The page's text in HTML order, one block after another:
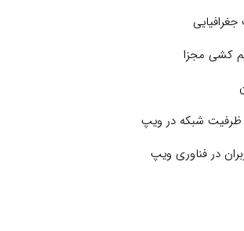
کشی مجزا
ظرفیت شبکه در ویپ
در فناوری ویپ